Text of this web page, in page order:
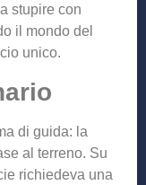
stupire con
il mondo del
unico.
di guida: la
al terreno. Su
richiedeva una